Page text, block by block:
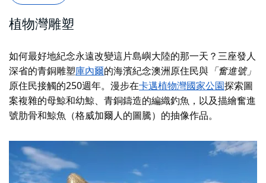
植物灣雕塑
如何最好地紀念永遠改變這片島嶼大陸的那一天？三座發人
深省的青銅雕塑庫內爾的海濱紀念澳洲原住民與 「奮進號」
原住民接觸的250週年。漫步在卡邁植物灣國家公園探索圖
案複雜的母鯨和幼鯨、青銅鑄造的編織釣魚，以及描繪奮進
號肋骨和鯨魚（格威加爾人的圖騰）的抽像作品。